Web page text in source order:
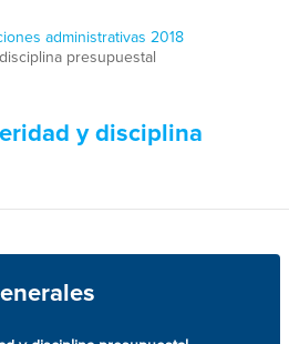
administrativas 2018
presupuestal
y disciplina